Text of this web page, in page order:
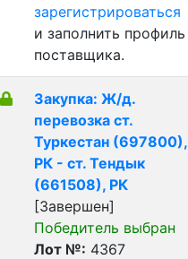
зарегистрироваться
и заполнить профиль
поставщика.
Закупка: Ж/д.
перевозка ст.
Туркестан (697800),
РК - ст. Тендык
(661508), РК
[Завершен]
Победитель выбран
Лот №: 4367